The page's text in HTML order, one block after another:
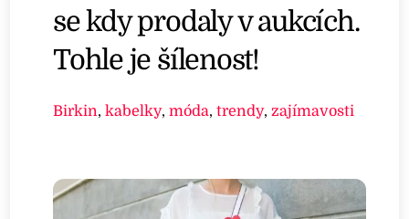
se kdy prodaly v aukcích.
Tohle je šílenost!
Birkin,kabelky,móda,trendy,zajímavosti